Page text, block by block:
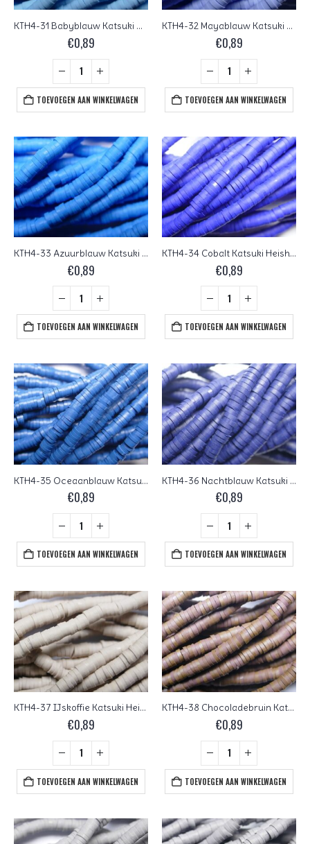
KTH4-31 Babyblauw Katsuki Heishi Disc Beads 4 mm
€0,89
TOEVOEGEN AAN WINKELWAGEN
KTH4-32 Mayablauw Katsuki Heishi Disc Beads 4 mm
€0,89
TOEVOEGEN AAN WINKELWAGEN
KTH4-33 Azuurblauw Katsuki Heishi Disc Beads 4 mm
€0,89
TOEVOEGEN AAN WINKELWAGEN
KTH4-34 Cobalt Katsuki Heishi Disc Beads 4 mm
€0,89
TOEVOEGEN AAN WINKELWAGEN
KTH4-35 Oceaanblauw Katsuki Heishi Disc Beads 4 mm
€0,89
TOEVOEGEN AAN WINKELWAGEN
KTH4-36 Nachtblauw Katsuki Heishi Disc Beads 4 mm
€0,89
TOEVOEGEN AAN WINKELWAGEN
KTH4-37 IJskoffie Katsuki Heishi Disc Beads 4 mm
€0,89
TOEVOEGEN AAN WINKELWAGEN
KTH4-38 Chocoladebruin Katsuki Heishi Disc Beads 4 mm
€0,89
TOEVOEGEN AAN WINKELWAGEN